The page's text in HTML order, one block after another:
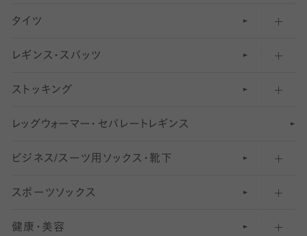
無地・プレーンソックス・靴下
柄ソックス・靴下
スニーカー（くるぶし）用ソックス
アンクル・ショートソックス（くるぶし上）
クルーソックス（ふくらはぎ下）
ハイソックス
オーバーニー・ニーハイソックス
フットカバー・カバーソックス（ふつう）
フットカバー・カバーソックス（浅め）
タイツ
30デニール以下のタイツ（薄手タイツ）
31〜40デニールタイツ
41〜60デニールタイツ
61〜80デニールタイツ
81 〜110デニールタイツ
111〜210デニールタイツ
レギンス・スパッツ
柄レギンス
無地レギンス
レギンスパンツ（レギパン）
マタニティレギンス
5 分丈
ストッキング
伝線しにくいストッキング
ショートストッキング
結婚式用ストッキング
美脚ストッキング
レッ グ ウォー マー ・ セパレー ト レ ギンス
ビジネス/スーツ用 ソックス・靴下
匠シリーズ
フレッシャーズ向けソックス・靴下
スポーツソックス
ランニングソックス・靴下
健康・美容